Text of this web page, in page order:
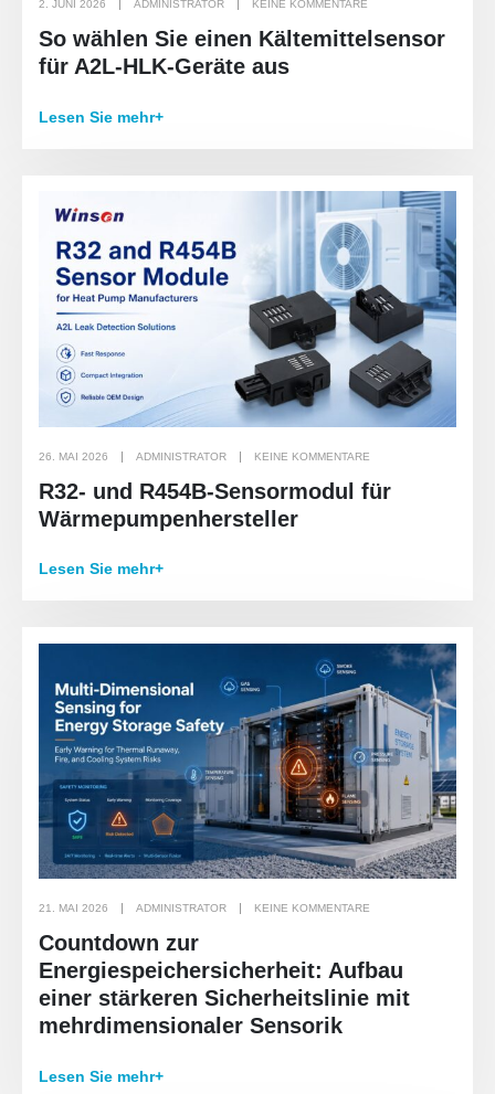
2. JUNI 2026 ADMINISTRATOR KEINE KOMMENTARE
So wählen Sie einen Kältemittelsensor
für A2L-HLK-Geräte aus
Lesen Sie mehr+
26. MAI 2026 ADMINISTRATOR KEINE KOMMENTARE
R32- und R454B-Sensormodul für
Wärmepumpenhersteller
Lesen Sie mehr+
21. MAI 2026 ADMINISTRATOR KEINE KOMMENTARE
Countdown zur
Energiespeichersicherheit: Aufbau
einer stärkeren Sicherheitslinie mit
mehrdimensionaler Sensorik
Lesen Sie mehr+